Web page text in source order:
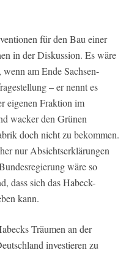
für den Bau einer
in der Diskussion. Es wäre
am Ende Sachsen-
– er nennt es
eigenen Fraktion im
wacker den Grünen
doch nicht zu bekommen.
nur Absichtserklärungen
wäre so
dass sich das Habeck-
kann.
Träumen an der
investieren zu